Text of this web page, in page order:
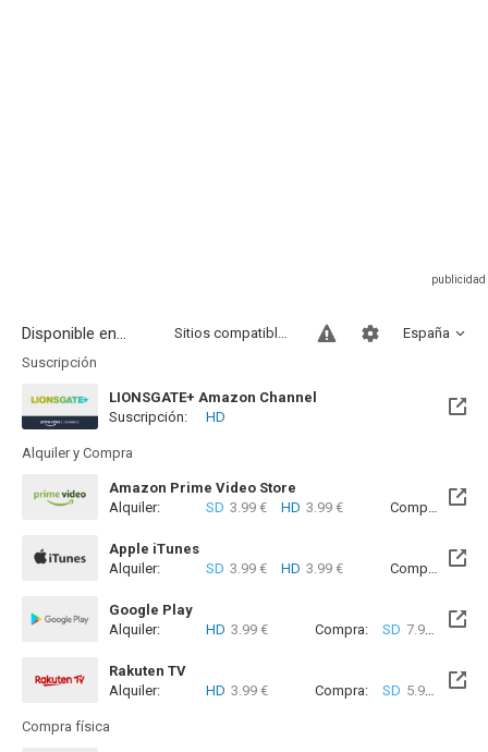
Disponible en... España
Sitios compatibles
Suscripción
LIONSGATE+ Amazon Channel
Suscripción:
HD
Alquiler y Compra
Amazon Prime Video Store
Alquiler:
SD 3.99 € HD 3.99 € Compra: SD
Apple iTunes
Alquiler:
SD 3.99 € HD 3.99 € Compra: SD
Google Play
Alquiler:
HD 3.99 € Compra: SD 7.99 € HD
Rakuten TV
Alquiler:
HD 3.99 € Compra: SD 5.99 € HD
Compra física